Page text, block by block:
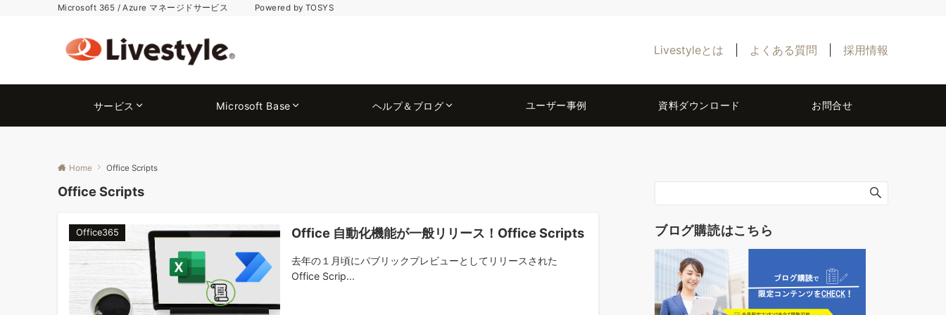
Microsoft 365 / Azure マネージドサービス Powered by TOSYS
Livestyleとは よくある質問 採用情報
サービス Microsoft Base ヘルプ＆ブログ ユーザー事例 資料ダウンロード お問合せ
Home Office Scripts
Office Scripts
Office365 Office 自動化機能が一般リリース！Office Scripts
去年の１月頃にパブリックプレビューとしてリリースされた
Office Scrip...
ブログ購読はこちら